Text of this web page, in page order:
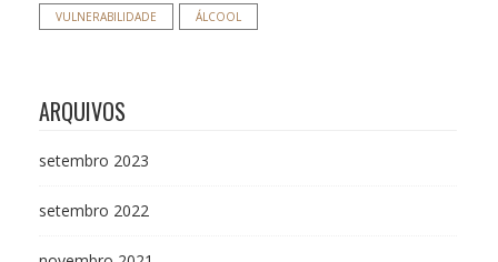
VULNERABILIDADE ÁLCOOL
ARQUIVOS
setembro 2023
setembro 2022